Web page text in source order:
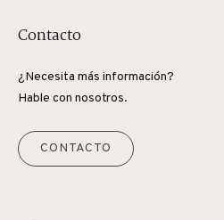
Contacto
¿Necesita más información?
Hable con nosotros.
CONTACTO